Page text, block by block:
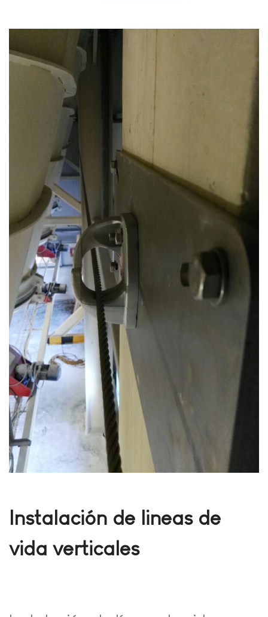
Instalación de lineas de
vida verticales